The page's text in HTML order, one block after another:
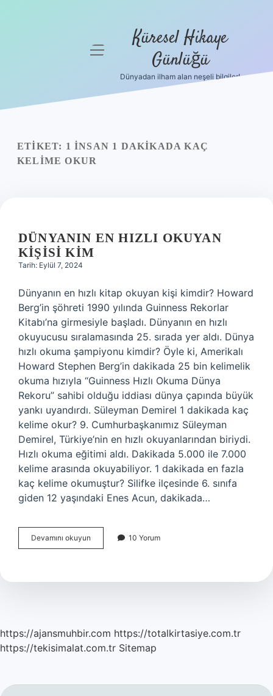
Yasal Uyarı
menüyü
Küresel Hikaye
Günlüğü
Dünyadan ilham alan neşeli bilgiler!
ETIKET: 1 INSAN 1 DAKIKADA KAÇ
KELIME OKUR
DÜNYANIN EN HIZLI OKUYAN
KIŞISI KIM
Tarih: Eylül 7, 2024
Dünyanın en hızlı kitap okuyan kişi kimdir? Howard
Berg’in şöhreti 1990 yılında Guinness Rekorlar
Kitabı’na girmesiyle başladı. Dünyanın en hızlı
okuyucusu sıralamasında 25. sırada yer aldı. Dünya
hızlı okuma şampiyonu kimdir? Öyle ki, Amerikalı
Howard Stephen Berg’in dakikada 25 bin kelimelik
okuma hızıyla “Guinness Hızlı Okuma Dünya
Rekoru” sahibi olduğu iddiası dünya çapında büyük
yankı uyandırdı. Süleyman Demirel 1 dakikada kaç
kelime okur? 9. Cumhurbaşkanımız Süleyman
Demirel, Türkiye’nin en hızlı okuyanlarından biriydi.
Hızlı okuma eğitimi aldı. Dakikada 5.000 ile 7.000
kelime arasında okuyabiliyor. 1 dakikada en fazla
kaç kelime okumuştur? Silifke ilçesinde 6. sınıfa
giden 12 yaşındaki Enes Acun, dakikada…
Devamını okuyun Dünyanın
En
Kişisi
10 Yorum
https://ajansmuhbir.com https://totalkirtasiye.com.tr
https://tekisimalat.com.tr Sitemap